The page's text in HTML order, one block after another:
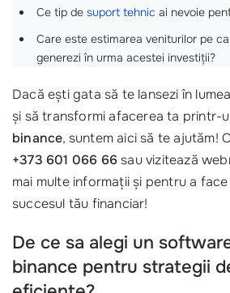
Ce tip de suport tehnic ai nevoie
Care este estimarea veniturilor pe
generezi în urma acestei investiții?
Dacă ești gata să te lansezi în
și să transformi afacerea ta printr-
binance, suntem aici să te ajutăm!
+373 601 066 66sau vizitează
mai multe informații și pentru a
succesul tău financiar!
De ce sa alegi un
binance pentru strategii